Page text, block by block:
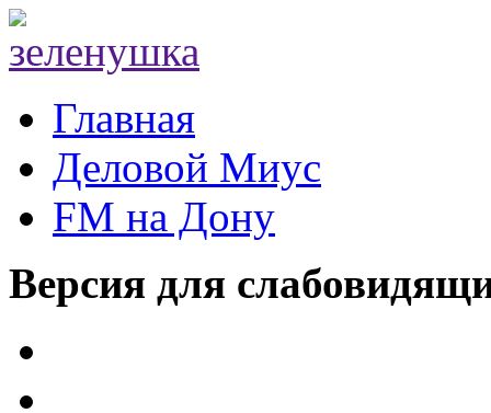
Главная
Деловой Миус
FM на Дону
Версия для